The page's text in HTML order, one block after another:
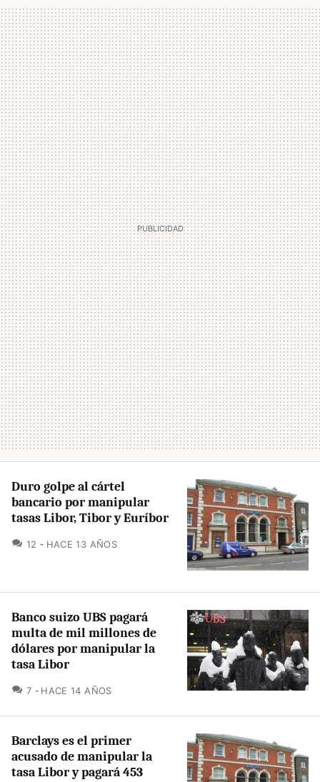
Duro golpe al cártel
bancario por manipular
tasas Libor, Tibor y Euríbor
12 COMENTARIOS
HACE 13 AÑOS
Banco suizo UBS pagará
multa de mil millones de
dólares por manipular la
tasa Libor
7 COMENTARIOS
HACE 14 AÑOS
Barclays es el primer
acusado de manipular la
tasa Libor y pagará 453